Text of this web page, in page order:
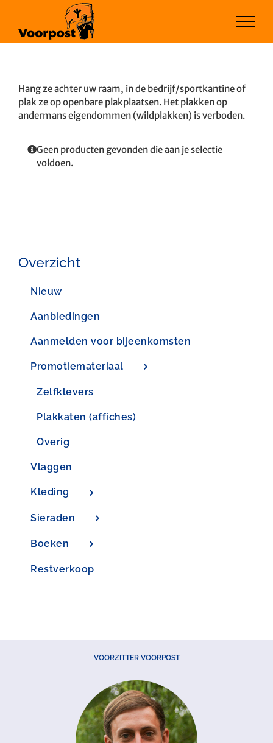
inhoud
Hang ze achter uw raam, in de bedrijf/sportkantine of
plak ze op openbare plakplaatsen. Het plakken op
andermans eigendommen (wildplakken) is verboden.
Geen producten gevonden die aan je selectie
voldoen.
Overzicht
Nieuw
Aanbiedingen
Aanmelden voor bijeenkomsten
Promotiemateriaal
Zelfklevers
Plakkaten (affiches)
Overig
Vlaggen
Kleding
Sieraden
Boeken
Restverkoop
VOORZITTER VOORPOST